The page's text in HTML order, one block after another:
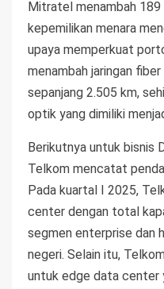
Mitratel menambah 189
kepemilikan menara
upaya memperkuat
menambah jaringan
sepanjang 2.505 km,
optik yang dimiliki
Berikutnya untuk bisnis
Telkom mencatat
Pada kuartal I 2025,
center dengan total
segmen enterprise dan
negeri. Selain itu,
untuk edge data center